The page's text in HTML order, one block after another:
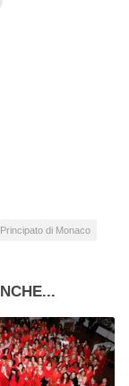
Principato di Monaco